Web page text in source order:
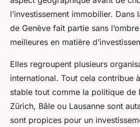
l’investissement immobilier.
de Genève fait partie sans
meilleures en matière
Elles regroupent plusieurs
international. Tout cela contribue
stable tout comme la politique de
Zürich, Bâle ou Lausanne sont
sont propices pour un